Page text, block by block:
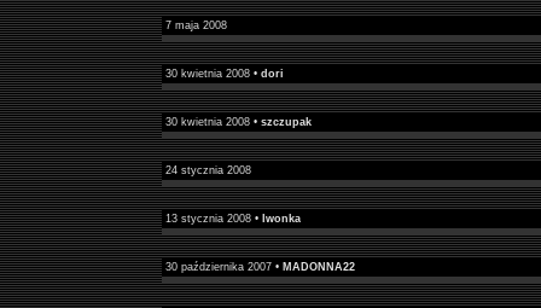
7 maja 2008
30 kwietnia 2008 • dori
30 kwietnia 2008 • szczupak
24 stycznia 2008
13 stycznia 2008 • Iwonka
30 października 2007 • MADONNA22